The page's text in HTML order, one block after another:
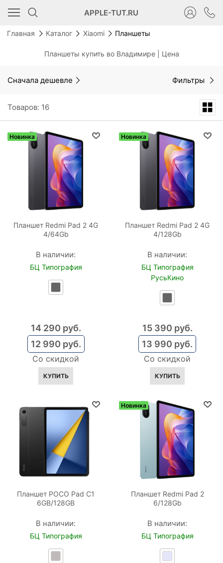
APPLE-TUT.RU
Главная Каталог Xiaomi Планшеты
Планшеты купить во Владимире | Цена
Сначала дешевле Фильтры
Товаров: 16
Новинка
Планшет Redmi Pad 2 4G
4/64Gb
В наличии:
БЦ Типография
12 990 руб.
Со скидкой
14 290 руб.
КУПИТЬ
Новинка
Планшет Redmi Pad 2 4G
4/128Gb
В наличии:
БЦ Типография
РусьКино
13 990 руб.
Со скидкой
15 390 руб.
КУПИТЬ
Планшет POCO Pad C1
6GB/128GB
В наличии:
БЦ Типография
Новинка
Планшет Redmi Pad 2
6/128Gb
В наличии:
БЦ Типография